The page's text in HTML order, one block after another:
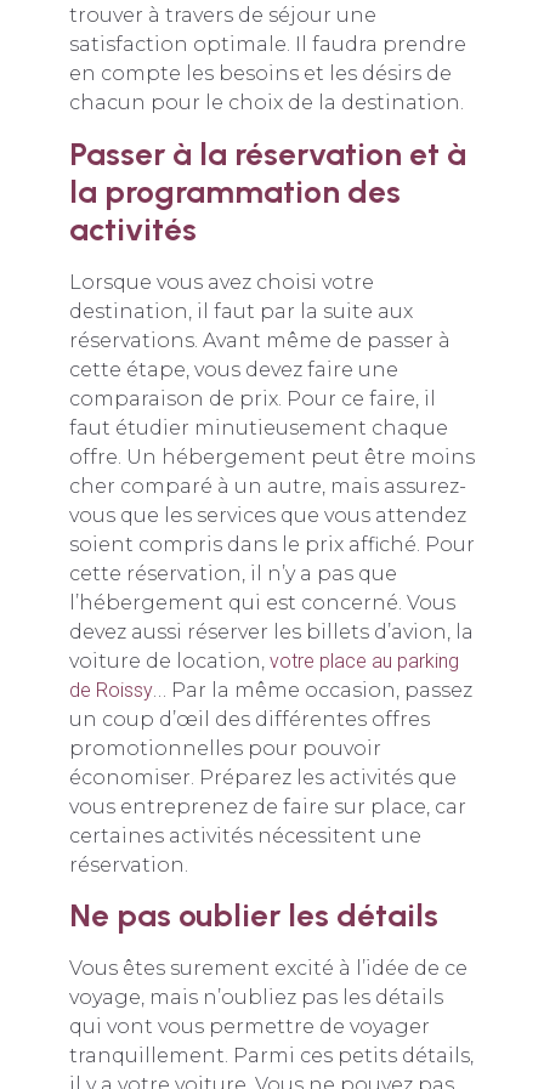
trouver à travers de séjour une
satisfaction optimale. Il faudra prendre
en compte les besoins et les désirs de
chacun pour le choix de la destination.
Passer à la réservation et à
la programmation des
activités
Lorsque vous avez choisi votre
destination, il faut par la suite aux
réservations. Avant même de passer à
cette étape, vous devez faire une
comparaison de prix. Pour ce faire, il
faut étudier minutieusement chaque
offre. Un hébergement peut être moins
cher comparé à un autre, mais assurez-
vous que les services que vous attendez
soient compris dans le prix affiché. Pour
cette réservation, il n’y a pas que
l’hébergement qui est concerné. Vous
devez aussi réserver les billets d’avion, la
voiture de location, votre place au parking
de Roissy… Par la même occasion, passez
un coup d’œil des différentes offres
promotionnelles pour pouvoir
économiser. Préparez les activités que
vous entreprenez de faire sur place, car
certaines activités nécessitent une
réservation.
Ne pas oublier les détails
Vous êtes surement excité à l’idée de ce
voyage, mais n’oubliez pas les détails
qui vont vous permettre de voyager
tranquillement. Parmi ces petits détails,